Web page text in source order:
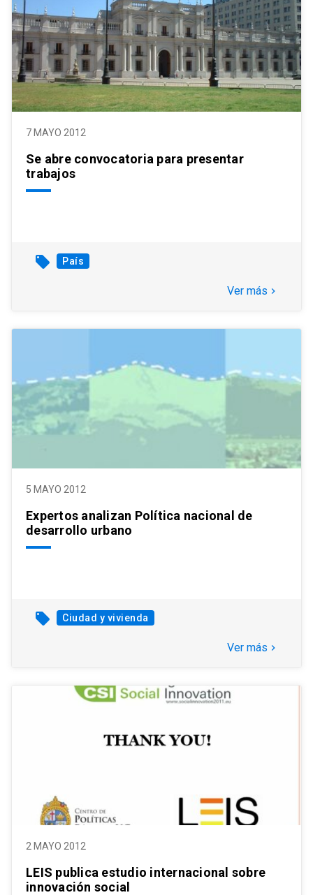
7 MAYO 2012
Se abre convocatoria para presentar
trabajos
local_offer País
Ver más keyboard_arrow_right
5 MAYO 2012
Expertos analizan Política nacional de
desarrollo urbano
local_offer Ciudad y vivienda
Ver más keyboard_arrow_right
2 MAYO 2012
LEIS publica estudio internacional sobre
innovación social